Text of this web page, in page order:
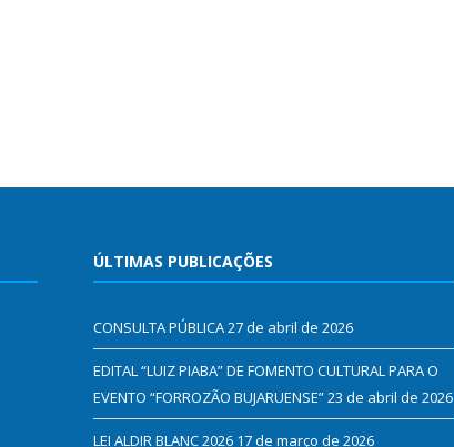
ÚLTIMAS PUBLICAÇÕES
CONSULTA PÚBLICA27 de abril de 2026
EDITAL “LUIZ PIABA” DE FOMENTO CULTURAL PARA O
EVENTO “FORROZÃO BUJARUENSE”23 de abril de 2026
LEI ALDIR BLANC 2026 17 de março de 2026